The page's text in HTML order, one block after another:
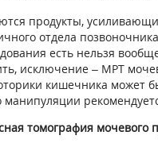
продукты,
отдела
есть нельзя
исключение – МРТ
кишечника может
томография мочевого